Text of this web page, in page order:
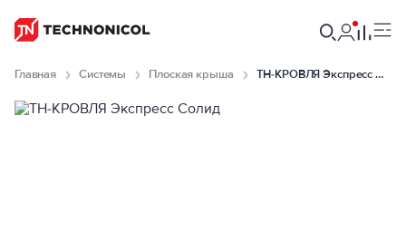
Главная Системы Плоская крыша ТН-КРОВЛЯ Экспресс Солид null